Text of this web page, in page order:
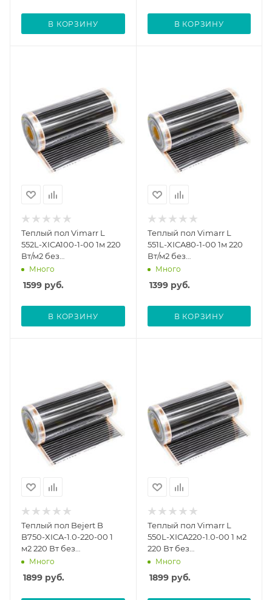
В КОРЗИНУ В КОРЗИНУ
Теплый пол Vimarr L
552L-XICA100-1-00 1м 220
Вт/м2 без
терморегулятора
Много
1599 руб.
В КОРЗИНУ
Теплый пол Vimarr L
551L-XICA80-1-00 1м 220
Вт/м2 без
терморегулятора
Много
1399руб.
В КОРЗИНУ
Теплый пол Bejert B
B750-XICA-1.0-220-00 1
м2 220 Вт без
терморегулятора
Много
1899 руб.
Теплый пол Vimarr L
550L-XICA220-1.0-00 1 м2
220 Вт без
терморегулятора
Много
1899руб.